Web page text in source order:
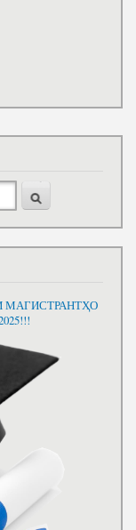
МАГИСТРАНТҲО